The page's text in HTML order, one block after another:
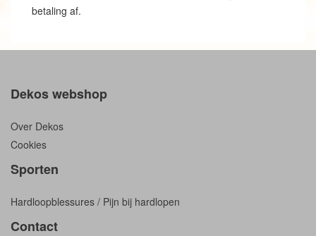
betaling af.
Dekos webshop
Over Dekos
Cookies
Sporten
Hardloopblessures / Pijn bij hardlopen
Contact